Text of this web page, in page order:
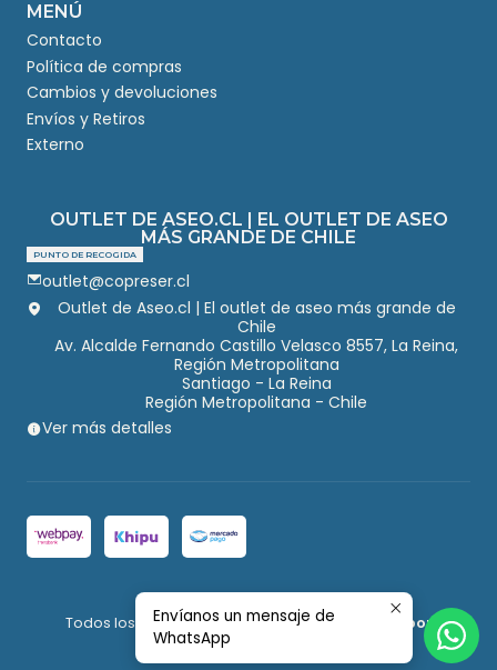
MENÚ
Contacto
Política de compras
Cambios y devoluciones
Envíos y Retiros
Externo
OUTLET DE ASEO.CL | EL OUTLET DE ASEO
MÁS GRANDE DE CHILE
PUNTO DE RECOGIDA
outlet@copreser.cl
Outlet de Aseo.cl | El outlet de aseo más grande de
Chile
Av. Alcalde Fernando Castillo Velasco 8557, La Reina,
Región Metropolitana
Santiago - La Reina
Región Metropolitana - Chile
Ver más detalles
Todos los derechos reservados.Desarrollado por
Jumpseller
Envíanos un mensaje de
WhatsApp